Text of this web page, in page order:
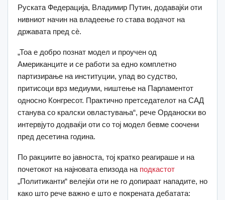
Руската Федерација, Владимир Путин, додавајќи оти
нивниот начин на владеење го става водачот на
државата пред сè.
„Тоа е добро познат модел и проучен од
Американците и се работи за едно комплетно
партизирање на институции, упад во судство,
притисоци врз медиуми, ништење на Парламентот
односно Конгресот. Практично претседателот на САД
станува со кралски овластувања“, рече Орданоски во
интервјуто додваќји оти со тој модел бевме соочени
пред десетина година.
По ракциите во јавноста, тој кратко реагираше и на
почетокот на најновата епизода на подкастот
„Политиканти“ велејќи оти не го допираат нападите, но
како што рече важно е што е покрената дебатата: